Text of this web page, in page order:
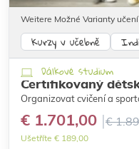
Weitere Možné Varianty učení
Dálkové studium
Kurzy v učebně
Certifikovaný
Organizovat cvičení a
€ 1.701,00 €
Ušetříte € 189,00